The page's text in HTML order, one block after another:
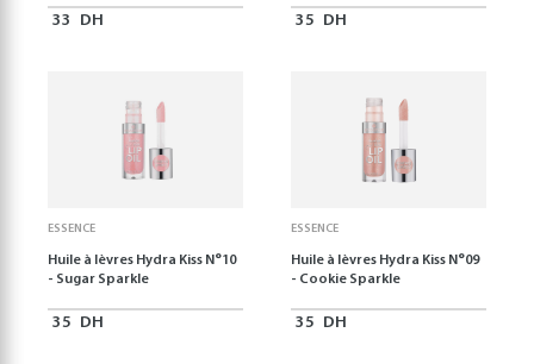
33 DH 35 DH
ESSENCE
Huile à lèvres Hydra Kiss N°10
- Sugar Sparkle
35 DH
ESSENCE
Huile à lèvres Hydra Kiss N°09
- Cookie Sparkle
35 DH